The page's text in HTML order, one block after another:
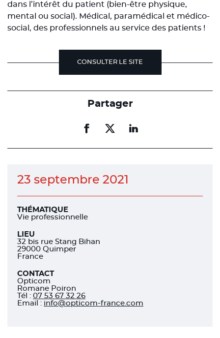
dans l’intérêt du patient (bien-être physique,
mental ou social). Médical, paramédical et médico-
social, des professionnels au service des patients !
CONSULTER LE SITE
Partager
Partager
facebook
Partager
facebook
Partager
linkedin
23 septembre 2021
THÉMATIQUE
Vie professionnelle
LIEU
32 bis rue Stang Bihan
29000 Quimper
France
CONTACT
Opticom
Romane Poiron
Tél : 07 53 67 32 26
Email : info@opticom-france.com